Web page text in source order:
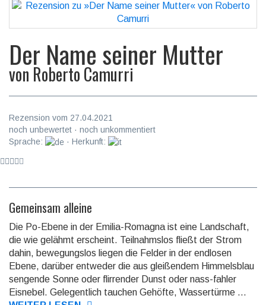
Der Name seiner Mutter
von Roberto Camurri
Rezension vom 27.04.2021
noch unbewertet · noch unkommentiert
Sprache:
· Herkunft:
Gemeinsam alleine
Die Po-Ebene in der Emilia-Romagna ist eine Landschaft,
die wie gelähmt erscheint. Teil­nahms­los fließt der Strom
dahin, bewe­gungslos liegen die Felder in der endlosen
Ebene, darüber entweder die aus glei­ßendem Himmels­blau
sengende Sonne oder flir­render Dunst oder nass-fahler
Eisnebel. Gele­gentlich tauchen Gehöfte, Wasser­türme ...